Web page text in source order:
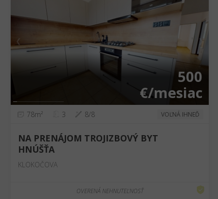
❮ ❯
500
€/mesiac
78m² 3 8/8 VOĽNÁ IHNEĎ
NA PRENÁJOM TROJIZBOVÝ BYT
HNÚŠŤA
KLOKOČOVA
OVERENÁ NEHNUTEĽNOSŤ